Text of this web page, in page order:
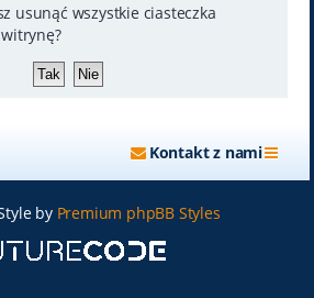
usunąć wszystkie ciasteczka
Kontakt z nami
by Premium phpBB Styles